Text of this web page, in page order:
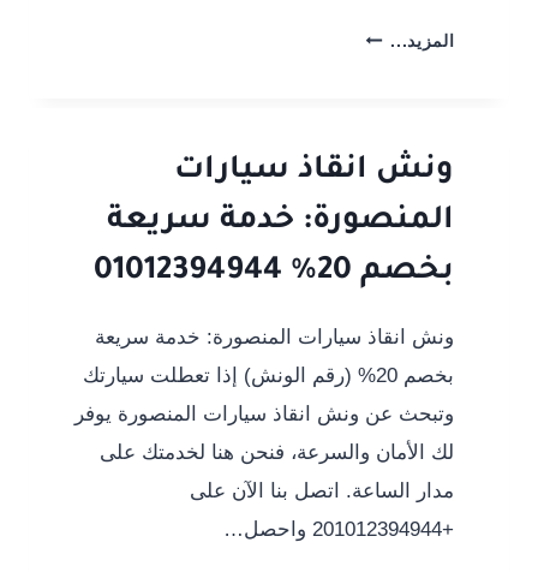
المزيد... ونش
#أوناش
ابراهيم
السيد
ونش انقاذ سيارات
المنصورة: خدمة سريعة
بخصم 20% 01012394944
ونش انقاذ سيارات المنصورة: خدمة سريعة
بخصم 20% (رقم الونش) إذا تعطلت سيارتك
وتبحث عن ونش انقاذ سيارات المنصورة يوفر
لك الأمان والسرعة، فنحن هنا لخدمتك على
مدار الساعة. اتصل بنا الآن على
+201012394944 واحصل…